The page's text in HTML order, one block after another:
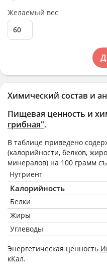
Химический состав и
Пищевая ценность и
грибная".
В таблице приведено
(калорийности, белков,
минералов) на 100 грамм
Нутриент
Калорийность
Белки
Жиры
Углеводы
Энергетическая ценность
кКал.
Желаемый вес